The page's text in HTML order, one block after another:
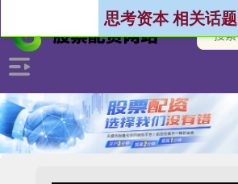
思考资本 相关话题